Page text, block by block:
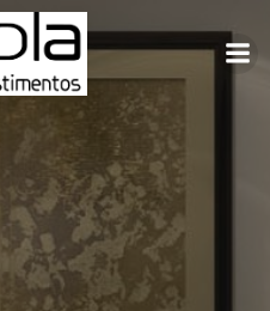
Pular
para
o
conteúdo